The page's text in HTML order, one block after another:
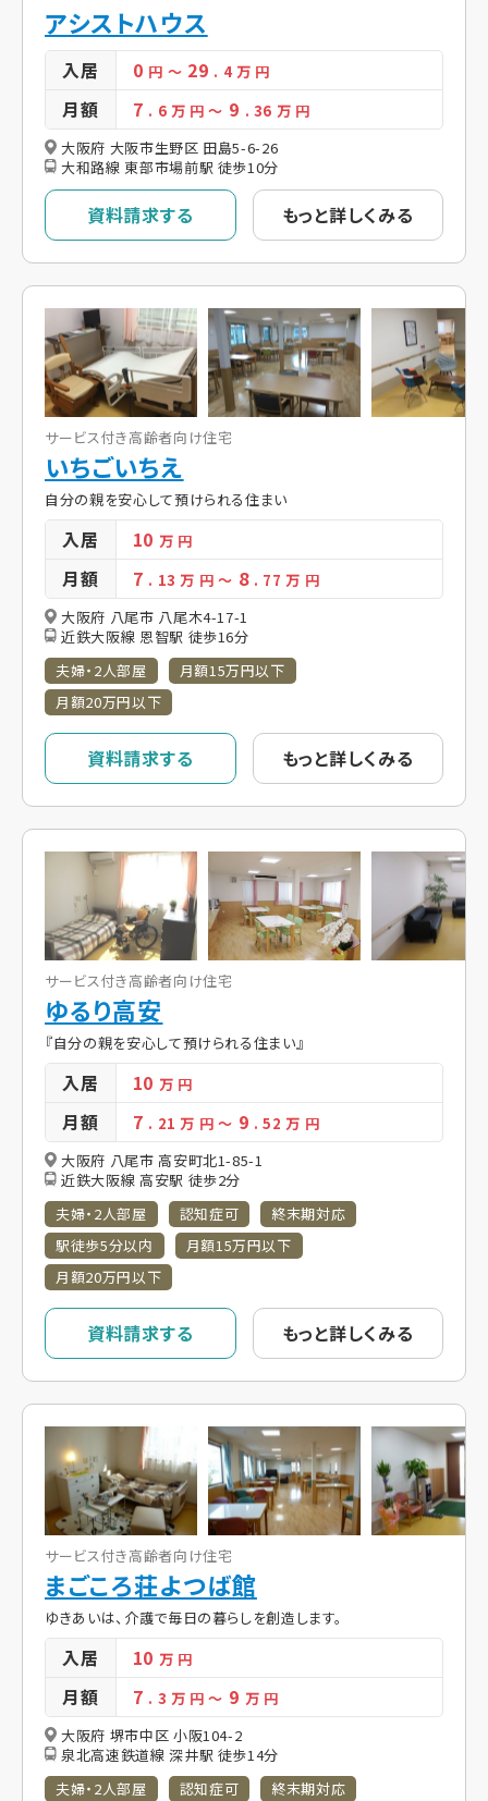
アシストハウス
入居 0 円 ～ 29 . 4万 円
月額 7 . 6 万 円～ 9 . 36 万 円
大阪府 大阪市生野区 田島5-6-26
大和路線 東部市場前駅 徒歩10分
資料請求する もっと詳しくみる
サービス付き高齢者向け住宅
いちごいちえ
自分の親を安心して預けられる住まい
入居 10万 円
月額 7 . 13万 円～ 8 . 77万 円
大阪府 八尾市 八尾木4-17-1
近鉄大阪線 恩智駅 徒歩16分
夫婦・2人部屋
月額15万円以下
月額20万円以下
資料請求する もっと詳しくみる
サービス付き高齢者向け住宅
ゆるり高安
『自分の親を安心して預けられる住まい』
入居 10万 円
月額 7 . 21万 円～ 9 . 52万 円
大阪府 八尾市 高安町北1-85-1
近鉄大阪線 高安駅 徒歩2分
夫婦・2人部屋
認知症可
終末期対応
駅徒歩5分以内
月額15万円以下
月額20万円以下
資料請求する もっと詳しくみる
サービス付き高齢者向け住宅
まごころ荘よつば館
ゆきあいは、介護で毎日の暮らしを創造します。
入居 10万 円
月額 7 . 3 万 円～ 9 万 円
大阪府 堺市中区 小阪104-2
泉北高速鉄道線 深井駅 徒歩14分
夫婦・2人部屋
認知症可
終末期対応